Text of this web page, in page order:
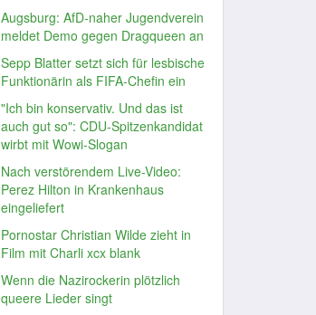
Augsburg: AfD-naher Jugendverein
meldet Demo gegen Dragqueen an
Sepp Blatter setzt sich für lesbische
Funktionärin als FIFA-Chefin ein
"Ich bin konservativ. Und das ist
auch gut so": CDU-Spitzenkandidat
wirbt mit Wowi-Slogan
Nach verstörendem Live-Video:
Perez Hilton in Krankenhaus
eingeliefert
Pornostar Christian Wilde zieht in
Film mit Charli xcx blank
Wenn die Nazirockerin plötzlich
queere Lieder singt